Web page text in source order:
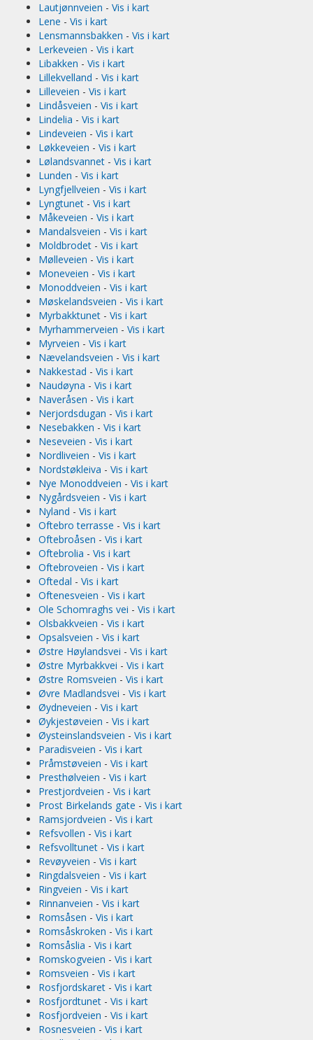
Lautjønnveien - Vis i kart
Lene - Vis i kart
Lensmannsbakken - Vis i kart
Lerkeveien - Vis i kart
Libakken - Vis i kart
Lillekvelland - Vis i kart
Lilleveien - Vis i kart
Lindåsveien - Vis i kart
Lindelia - Vis i kart
Lindeveien - Vis i kart
Løkkeveien - Vis i kart
Lølandsvannet - Vis i kart
Lunden - Vis i kart
Lyngfjellveien - Vis i kart
Lyngtunet - Vis i kart
Måkeveien - Vis i kart
Mandalsveien - Vis i kart
Moldbrodet - Vis i kart
Mølleveien - Vis i kart
Moneveien - Vis i kart
Monoddveien - Vis i kart
Møskelandsveien - Vis i kart
Myrbakktunet - Vis i kart
Myrhammerveien - Vis i kart
Myrveien - Vis i kart
Nævelandsveien - Vis i kart
Nakkestad - Vis i kart
Naudøyna - Vis i kart
Naveråsen - Vis i kart
Nerjordsdugan - Vis i kart
Nesebakken - Vis i kart
Neseveien - Vis i kart
Nordliveien - Vis i kart
Nordstøkleiva - Vis i kart
Nye Monoddveien - Vis i kart
Nygårdsveien - Vis i kart
Nyland - Vis i kart
Oftebro terrasse - Vis i kart
Oftebroåsen - Vis i kart
Oftebrolia - Vis i kart
Oftebroveien - Vis i kart
Oftedal - Vis i kart
Oftenesveien - Vis i kart
Ole Schomraghs vei - Vis i kart
Olsbakkveien - Vis i kart
Opsalsveien - Vis i kart
Østre Høylandsvei - Vis i kart
Østre Myrbakkvei - Vis i kart
Østre Romsveien - Vis i kart
Øvre Madlandsvei - Vis i kart
Øydneveien - Vis i kart
Øykjestøveien - Vis i kart
Øysteinslandsveien - Vis i kart
Paradisveien - Vis i kart
Pråmstøveien - Vis i kart
Presthølveien - Vis i kart
Prestjordveien - Vis i kart
Prost Birkelands gate - Vis i kart
Ramsjordveien - Vis i kart
Refsvollen - Vis i kart
Refsvolltunet - Vis i kart
Revøyveien - Vis i kart
Ringdalsveien - Vis i kart
Ringveien - Vis i kart
Rinnanveien - Vis i kart
Romsåsen - Vis i kart
Romsåskroken - Vis i kart
Romsåslia - Vis i kart
Romskogveien - Vis i kart
Romsveien - Vis i kart
Rosfjordskaret - Vis i kart
Rosfjordtunet - Vis i kart
Rosfjordveien - Vis i kart
Rosnesveien - Vis i kart